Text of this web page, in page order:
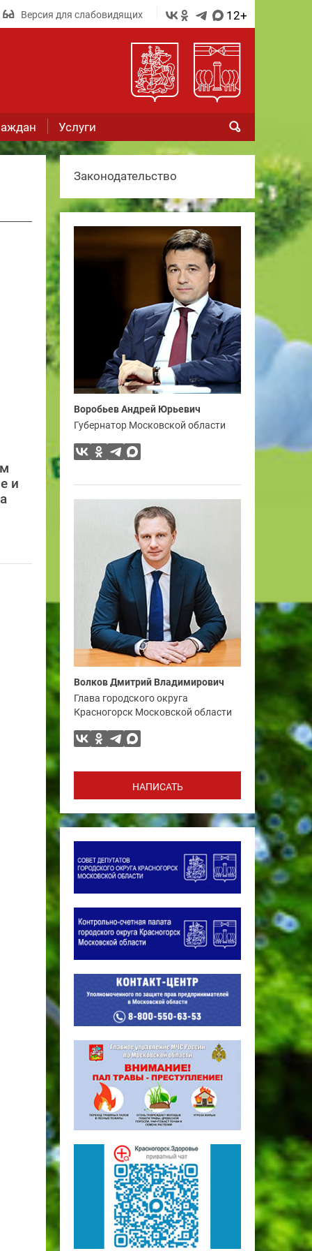
Версия для слабовидящих 12+
Услуги
и
Законодательство
Воробьев Андрей Юрьевич
Губернатор Московской области
Волков Дмитрий Владимирович
Глава городского округа
Красногорск Московской области
НАПИСАТЬ